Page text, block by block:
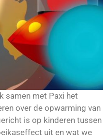
samen met Paxi het
over de opwarming van
is op kinderen tussen
uit en wat we